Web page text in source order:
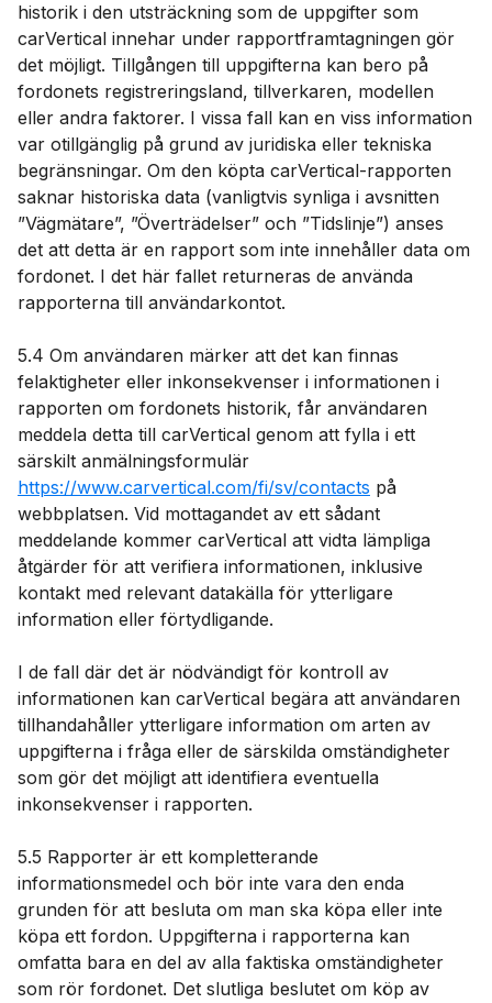
historik i den utsträckning som de uppgifter som
carVertical innehar under rapportframtagningen gör
det möjligt. Tillgången till uppgifterna kan bero på
fordonets registreringsland, tillverkaren, modellen
eller andra faktorer. I vissa fall kan en viss information
var otillgänglig på grund av juridiska eller tekniska
begränsningar. Om den köpta carVertical-rapporten
saknar historiska data (vanligtvis synliga i avsnitten
”Vägmätare”, ”Överträdelser” och ”Tidslinje”) anses
det att detta är en rapport som inte innehåller data om
fordonet. I det här fallet returneras de använda
rapporterna till användarkontot.
5.4 Om användaren märker att det kan finnas
felaktigheter eller inkonsekvenser i informationen i
rapporten om fordonets historik, får användaren
meddela detta till carVertical genom att fylla i ett
särskilt anmälningsformulär
https://www.carvertical.com/fi/sv/contacts på
webbplatsen. Vid mottagandet av ett sådant
meddelande kommer carVertical att vidta lämpliga
åtgärder för att verifiera informationen, inklusive
kontakt med relevant datakälla för ytterligare
information eller förtydligande.
I de fall där det är nödvändigt för kontroll av
informationen kan carVertical begära att användaren
tillhandahåller ytterligare information om arten av
uppgifterna i fråga eller de särskilda omständigheter
som gör det möjligt att identifiera eventuella
inkonsekvenser i rapporten.
5.5 Rapporter är ett kompletterande
informationsmedel och bör inte vara den enda
grunden för att besluta om man ska köpa eller inte
köpa ett fordon. Uppgifterna i rapporterna kan
omfatta bara en del av alla faktiska omständigheter
som rör fordonet. Det slutliga beslutet om köp av